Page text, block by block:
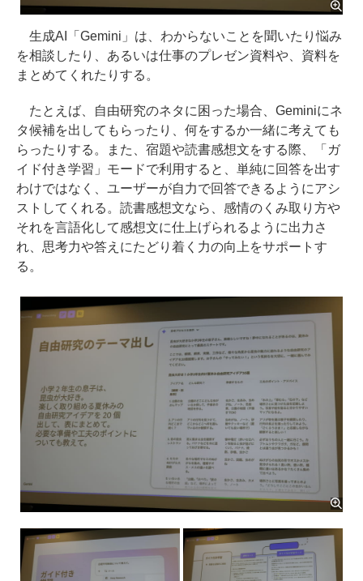
生成AI「Gemini」は、わからないことを聞いたり悩み
を相談したり、あるいは仕事のプレゼン資料や、資料を
まとめてくれたりする。
たとえば、自由研究のネタに困った場合、Geminiにネ
タ候補を出してもらったり、何をするか一緒に考えても
らったりする。また、宿題や読書感想文をする際、「ガ
イド付き学習」モードで利用すると、単純に回答を出す
わけではなく、ユーザーが自力で回答できるようにアシ
ストしてくれる。読書感想文なら、感情のくみ取り方や
それを言語化して感想文に仕上げられるように出力さ
れ、思考力や答えにたどり着く力の向上をサポートす
る。